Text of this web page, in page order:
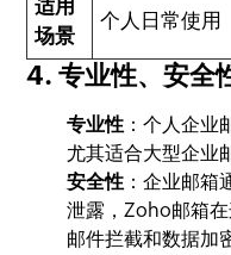
适用
场景
个人日常使用
4. 专业性、安全
专业性 ：个人企业
尤其适合大型企业
安全性 ：企业邮
泄露，Zoho邮箱
邮件拦截和数据加